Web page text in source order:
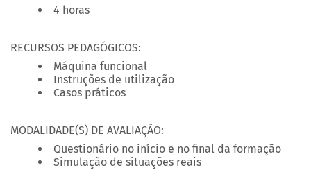
4 horas
RECURSOS PEDAGÓGICOS:
Máquina funcional
Instruções de utilização
Casos práticos
MODALIDADE(S) DE AVALIAÇÃO:
Questionário no início e no final da formação
Simulação de situações reais